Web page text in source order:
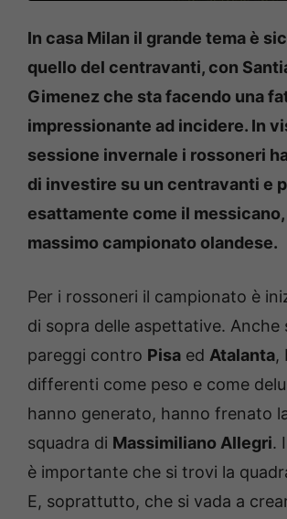
In casa Milan il grande tema è
quello del centravanti, con
Gimenez che sta facendo una
impressionante ad incidere. In
sessione invernale i rossoneri
di investire su un centravanti e
esattamente come il messicano,
massimo campionato olandese.
Per i rossoneri il campionato è
di sopra delle aspettative. Anche
pareggi contro Pisa ed Atalanta,
differenti come peso e come
hanno generato, hanno frenato
squadra di Massimiliano Allegri.
è importante che si trovi la
E, soprattutto, che si vada a